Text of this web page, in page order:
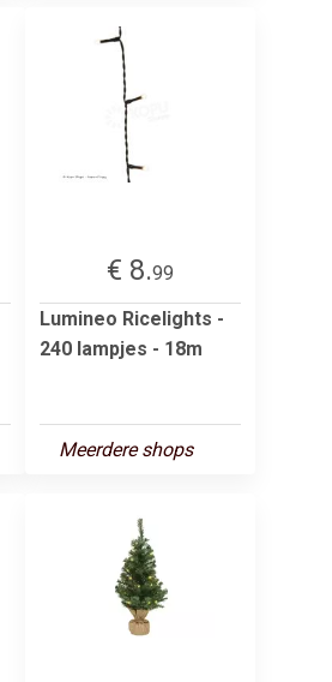
€ 8.99
Lumineo Ricelights -
240 lampjes - 18m
Meerdere shops